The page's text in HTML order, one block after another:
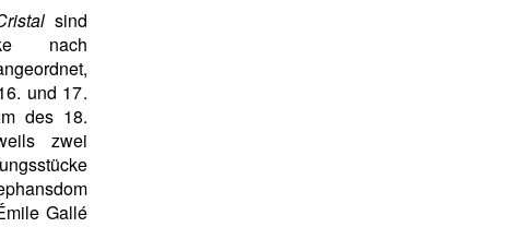
sind
nach
und 17.
des 18.
zwei
Gallé